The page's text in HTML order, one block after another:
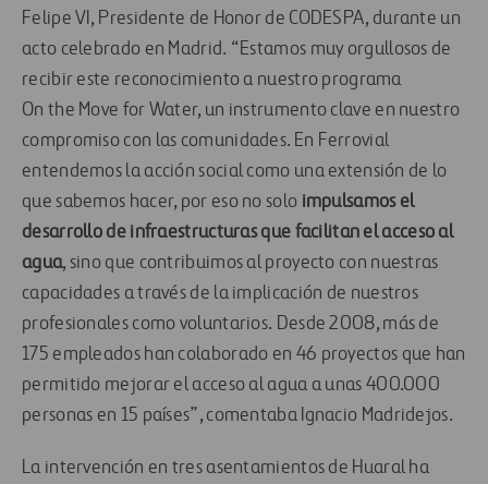
Felipe VI, Presidente de Honor de CODESPA, durante un
acto celebrado en Madrid. “Estamos muy orgullosos de
recibir este reconocimiento a nuestro programa
On the Move for Water, un instrumento clave en nuestro
compromiso con las comunidades. En Ferrovial
entendemos la acción social como una extensión de lo
que sabemos hacer, por eso no solo impulsamos el
desarrollo de infraestructuras que facilitan el acceso al
agua, sino que contribuimos al proyecto con nuestras
capacidades a través de la implicación de nuestros
profesionalescomo voluntarios. Desde 2008, más de
175 empleados han colaborado en 46 proyectos que han
permitido mejorar el acceso al agua a unas 400.000
personas en 15 países”, comentaba Ignacio Madridejos.
La intervención en tres asentamientos de Huaralha